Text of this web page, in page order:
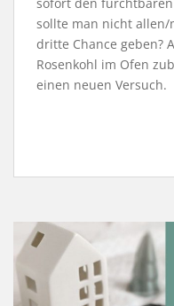
sollte man nicht allen/
dritte Chance geben?
Rosenkohl im Ofen
einen neuen Versuch.